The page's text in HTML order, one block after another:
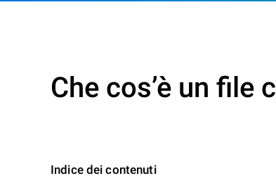
Che cos’è un file
Indice dei contenuti